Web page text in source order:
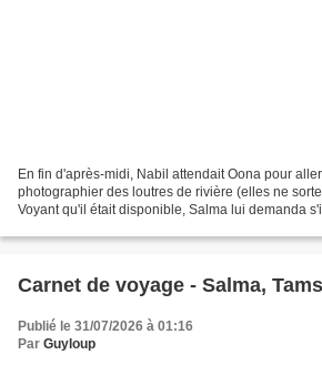
En fin d'après-midi, Nabil attendait Oona pour
photographier des loutres de rivière (elles ne
Voyant qu'il était disponible, Salma lui demanda
Carnet de voyage - Salma,
Publié le 31/07/2026 à 01:16
Par Guyloup